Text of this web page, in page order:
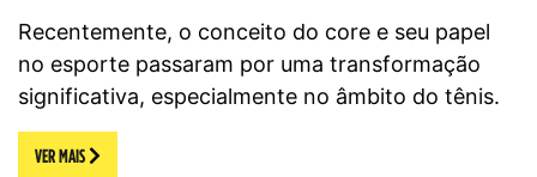
Recentemente, o conceito do core e seu papel
no esporte passaram por uma transformação
significativa, especialmente no âmbito do tênis.
VER MAIS